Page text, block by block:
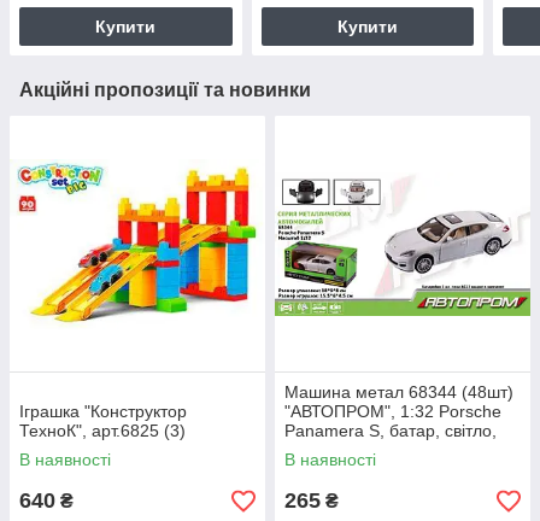
Купити Купити
Акційні пропозиції та новинки
Іграшка "Конструктор
ТехноК", арт.6825 (3)
В наявності
640 ₴
Машина метал 68344 (48шт)
"АВТОПРОМ", 1:32 Porsche
Panamera S, батар, світло,
звук, відкр.двері, в кор
В наявності
265 ₴